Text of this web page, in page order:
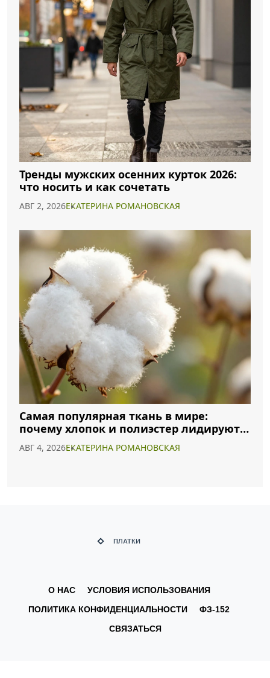
Тренды мужских осенних курток 2026:
что носить и как сочетать
АВГ 2, 2026ЕКАТЕРИНА РОМАНОВСКАЯ
Самая популярная ткань в мире:
почему хлопок и полиэстер лидируют в
АВГ 4, 2026ЕКАТЕРИНА РОМАНОВСКАЯ
О НАС
УСЛОВИЯ ИСПОЛЬЗОВАНИЯ
ПОЛИТИКА КОНФИДЕНЦИАЛЬНОСТИ
ФЗ-152
СВЯЗАТЬСЯ